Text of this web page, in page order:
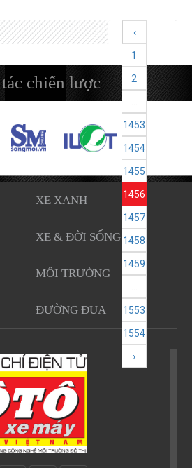
‹
1
2
1453
1454
1455
1456
1457
1458
1459
1553
1554
›
chiến lược
XE XANH
XE & ĐỜI SỐNG
MÔI TRƯỜNG
ĐƯỜNG ĐUA